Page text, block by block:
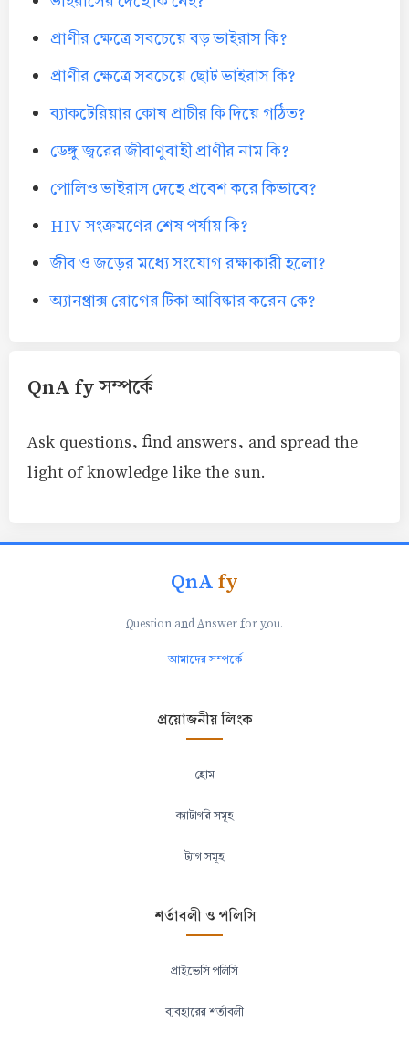
প্রাণীর ক্ষেত্রে সবচেয়ে বড় ভাইরাস কি?
প্রাণীর ক্ষেত্রে সবচেয়ে ছোট ভাইরাস কি?
ব্যাকটেরিয়ার কোষ প্রাচীর কি দিয়ে গঠিত?
ডেঙ্গু জ্বরের জীবাণুবাহী প্রাণীর নাম কি?
পোলিও ভাইরাস দেহে প্রবেশ করে কিভাবে?
HIV সংক্রমণের শেষ পর্যায় কি?
জীব ও জড়ের মধ্যে সংযোগ রক্ষাকারী হলো?
অ্যানথ্রাক্স রোগের টিকা আবিষ্কার করেন কে?
QnA fy সম্পর্কে
Ask questions, find answers, and spread the
light of knowledge like the sun.
QnAfy
Question andAnswer foryou.
আমাদের সম্পর্কে
প্রয়োজনীয় লিংক
হোম
ক্যাটাগরি সমূহ
ট্যাগ সমূহ
শর্তাবলী ও পলিসি
প্রাইভেসি পলিসি
ব্যবহারের শর্তাবলী